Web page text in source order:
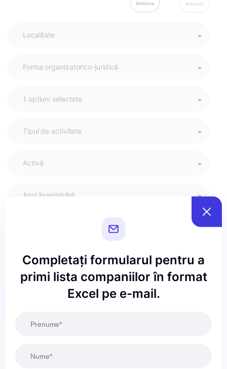
Moldova Romania
Activă
Anul înregistrării
Aplicați
Completați formularul pentru a
primi lista companiilor în format
Excel pe e-mail.